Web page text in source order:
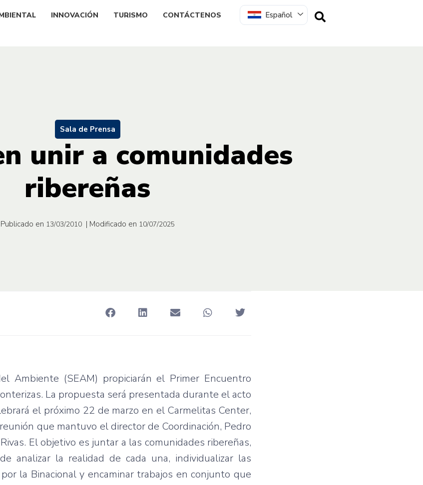
INNOVACIÓN TURISMO CONTÁCTENOS Español
Sala de Prensa
unir a comunidades
ribereñas
Publicado en 13/03/2010 | Modificado en 10/07/2025
Ambiente (SEAM) propiciarán el Primer Encuentro
La propuesta será presentada durante el acto
el próximo 22 de marzo en el Carmelitas Center,
que mantuvo el director de Coordinación, Pedro
El objetivo es juntar a las comunidades ribereñas,
analizar la realidad de cada una, individualizar las
la Binacional y encaminar trabajos en conjunto que